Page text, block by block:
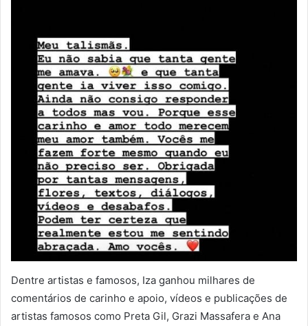
Dentre artistas e famosos, Iza ganhou milhares de
comentários de carinho e apoio, vídeos e publicações de
artistas famosos como Preta Gil, Grazi Massafera e Ana